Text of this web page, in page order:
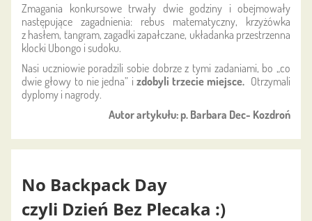
Zmagania konkursowe trwały dwie godziny i obejmowały
następujące zagadnienia: rebus matematyczny, krzyżówka
z hasłem, tangram, zagadki zapałczane, układanka przestrzenna
klocki Ubongo i sudoku.
Nasi uczniowie poradzili sobie dobrze z tymi zadaniami, bo „co
dwie głowy to nie jedna” i zdobyli trzecie miejsce. Otrzymali
dyplomy i nagrody.
Autor artykułu: p. Barbara Dec- Kozdroń
No Backpack Day
czyli Dzień Bez Plecaka :)